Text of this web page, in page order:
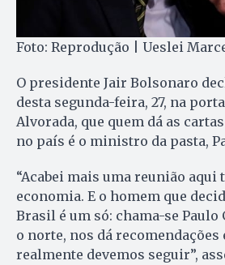
Foto: Reprodução | Ueslei
O presidente Jair Bolsonaro
desta segunda-feira, 27, na
Alvorada, que quem dá as
no país é o ministro da pasta,
“Acabei mais uma reunião aqui
economia. E o homem que
Brasil é um só: chama-se Paulo
o norte, nos dá recomendações
realmente devemos seguir”,